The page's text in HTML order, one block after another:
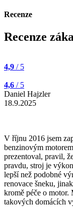
Recenze
Recenze
4,9 / 5
4,6 / 5
Daniel Hajzler
18.9.2025
V říjnu 2016 jsem
benzinovým
prezentoval, pravil,
pravdu, stroj je
lepší než podobné
renovace šneku,
kromě péče o
takových domácích